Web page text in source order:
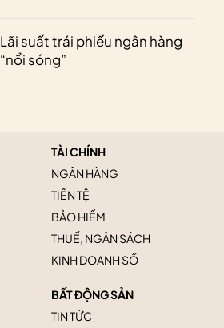
Lãi suất trái phiếu ngân hàng
“nổi sóng”
TÀI CHÍNH
NGÂN HÀNG
TIỀN TỆ
BẢO HIỂM
THUẾ, NGÂN SÁCH
KINH DOANH SỐ
BẤT ĐỘNG SẢN
TIN TỨC